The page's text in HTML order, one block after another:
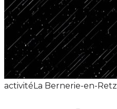
activitéLa Bernerie-en-Retz